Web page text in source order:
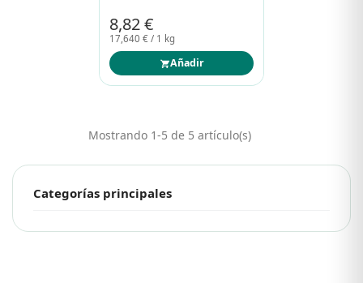
Categorías principales
8,82 €
17,640 € / 1 kg
Añadir
Mostrando 1-5 de 5 artículo(s)